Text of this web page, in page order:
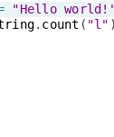
"Hello
. count ( "l"